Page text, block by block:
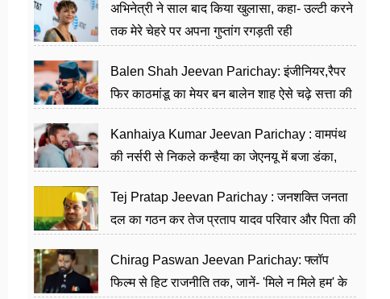
अभिनेत्री ने साल बाद किया खुलासा, कहा- उल्टी करने
तक मेरे चेहरे पर अपना गुप्तांग रगड़ती रही
Balen Shah Jeevan Parichay: इंजीनियर,रैपर
फिर काठमांडू का मेयर बन बालेन शाह ऐसे चढ़े सत्ता की
Kanhaiya Kumar Jeevan Parichay : वामपंथ
की नर्सरी से निकले कन्हैया का जेएनयू में बजा डंका,
Tej Pratap Jeevan Parichay : जनशक्ति जनता
दल का गठन कर तेज प्रताप यादव परिवार और पिता की
Chirag Paswan Jeevan Parichay: फ्लॉप
फिल्म से हिट राजनीति तक, जानें- 'मिले न मिले हम' के